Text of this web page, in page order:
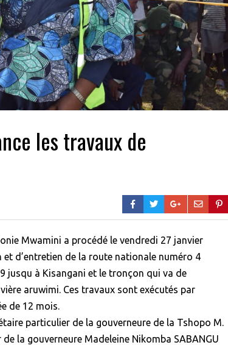
les travaux de
Mwamini a procédé le vendredi 27 janvier
d’entretien de la route nationale numéro 4
jusqu à Kisangani et le tronçon qui va de
aruwimi. Ces travaux sont exécutés par
de 12 mois.
particulier de la gouverneure de la Tshopo M.
la gouverneure Madeleine Nikomba SABANGU